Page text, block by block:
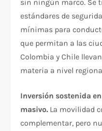
sin ningún marco. Se
estándares de
mínimas para
que permitan a las
Colombia y Chile
materia a nivel
Inversión sostenida
masivo. La movilidad
complementar, pero